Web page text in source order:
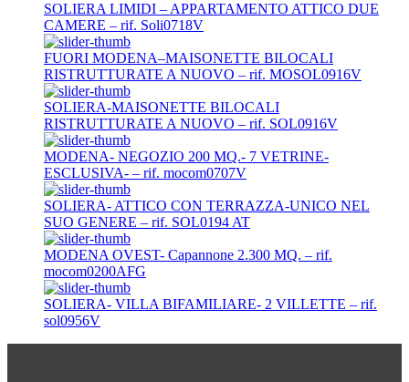
SOLIERA LIMIDI – APPARTAMENTO ATTICO DUE
CAMERE – rif. Soli0718V
FUORI MODENA–MAISONETTE BILOCALI
RISTRUTTURATE A NUOVO – rif. MOSOL0916V
SOLIERA-MAISONETTE BILOCALI
RISTRUTTURATE A NUOVO – rif. SOL0916V
MODENA- NEGOZIO 200 MQ.- 7 VETRINE-
ESCLUSIVA- – rif. mocom0707V
SOLIERA- ATTICO CON TERRAZZA-UNICO NEL
SUO GENERE – rif. SOL0194 AT
MODENA OVEST- Capannone 2.300 MQ. – rif.
mocom0200AFG
SOLIERA- VILLA BIFAMILIARE- 2 VILLETTE – rif.
sol0956V